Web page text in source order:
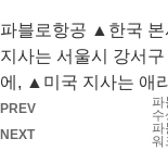
파블로항공 ▲한국
지사는 서울시 강서
에, ▲미국 지사는 애
PREV
파
수
NEXT
파
워